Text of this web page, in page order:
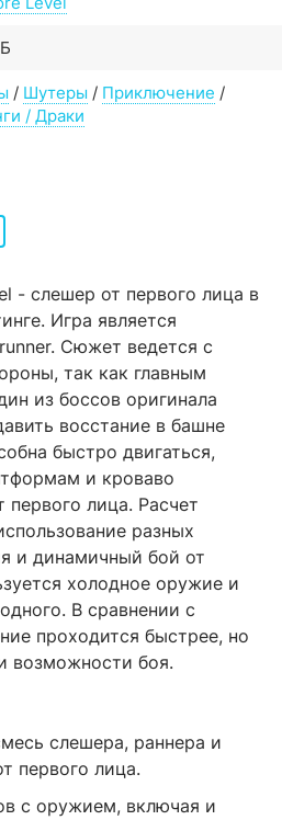
/ Шутеры / Приключение /
/ Драки
- слешер от первого лица в
Игра является
Сюжет ведется с
так как главным
из боссов оригинала
восстание в башне
быстро двигаться,
и кроваво
первого лица. Расчет
разных
и динамичный бой от
холодное оружие и
В сравнении с
проходится быстрее, но
возможности боя.
слешера, раннера и
первого лица.
с оружием, включая и